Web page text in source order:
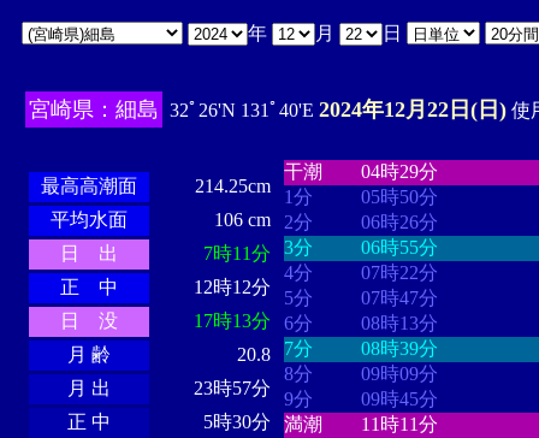
年 月 日
宮崎県：細島 32ﾟ26'N 131ﾟ40'E 2024年12月22日(日) 使
最高高潮面
214.25cm
平均水面
106 cm
日 出
7時11分
正 中
12時12分
日 没
17時13分
月 齢
20.8
月 出
23時57分
正 中
5時30分
干潮
04時29分
1分
05時50分
2分
06時26分
3分
06時55分
4分
07時22分
5分
07時47分
6分
08時13分
7分
08時39分
8分
09時09分
9分
09時45分
満潮
11時11分